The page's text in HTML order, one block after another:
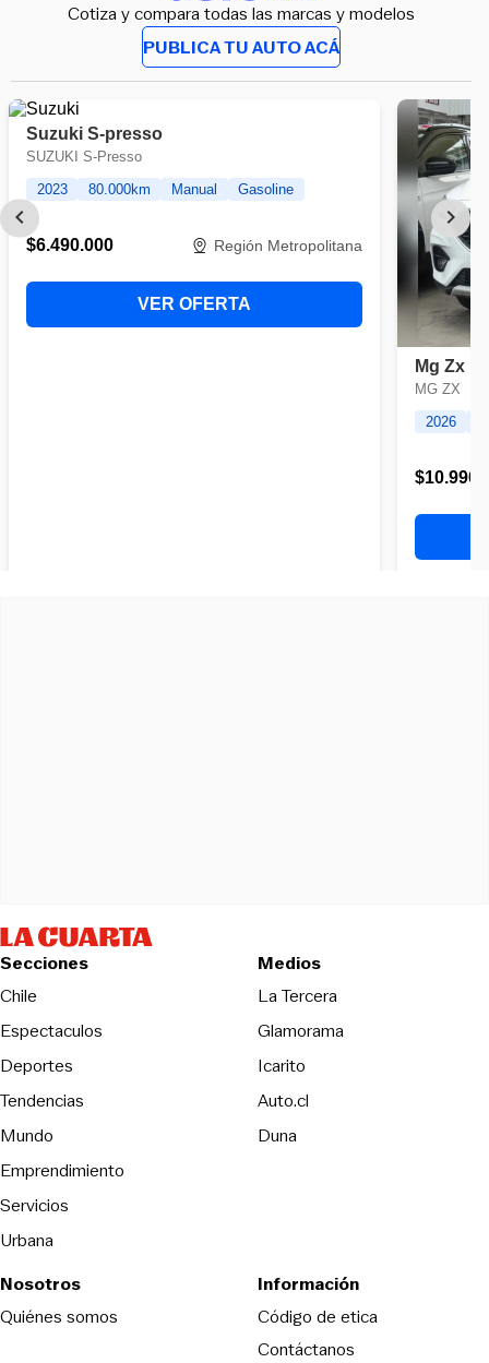
Cotiza y compara todas las marcas y modelos
PUBLICA TU AUTO ACÁ
Secciones
Chile
Espectaculos
Deportes
Tendencias
Mundo
Emprendimiento
Servicios
Urbana
Medios
La Tercera
Glamorama
Icarito
Auto.cl
Duna
Nosotros
Quiénes somos
Información
Código de etica
Contáctanos